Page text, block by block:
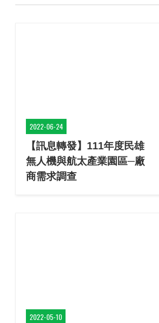
2022-06-24
【訊息轉發】111年度民雄
無人機與航太產業園區─廠
商需求調查
2022-05-10